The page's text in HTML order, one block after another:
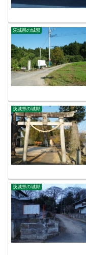
茨城県の城郭
茨城県の城郭
茨城県の城郭